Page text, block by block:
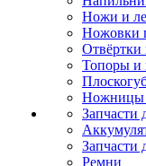
Ножи и
Ножовки
Отвёртки
Топоры и
Ножницы
Запчасти
Запчасти
Ремни